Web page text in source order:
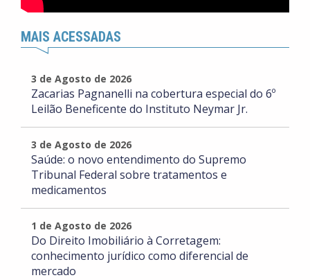
MAIS ACESSADAS
3 de Agosto de 2026
Zacarias Pagnanelli na cobertura especial do 6º
Leilão Beneficente do Instituto Neymar Jr.
3 de Agosto de 2026
Saúde: o novo entendimento do Supremo
Tribunal Federal sobre tratamentos e
medicamentos
1 de Agosto de 2026
Do Direito Imobiliário à Corretagem:
conhecimento jurídico como diferencial de
mercado